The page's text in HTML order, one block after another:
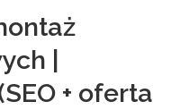
|
+ oferta